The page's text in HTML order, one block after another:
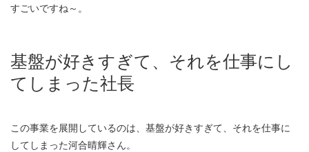
すごいですね～。
基盤が好きすぎて、それを仕事にし
てしまった社長
この事業を展開しているのは、基盤が好きすぎて、それを仕事に
してしまった河合晴輝さん。